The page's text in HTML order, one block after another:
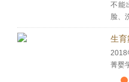
不能
脸、
生育
2018
菁婴